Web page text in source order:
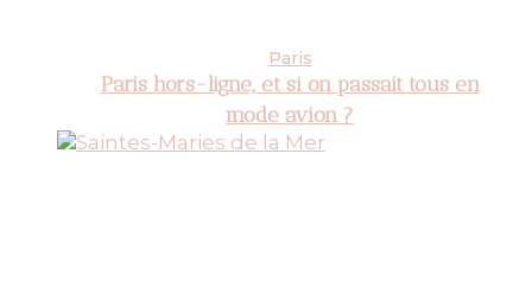
Paris
Paris hors-ligne, et si on passait tous en
mode avion ?